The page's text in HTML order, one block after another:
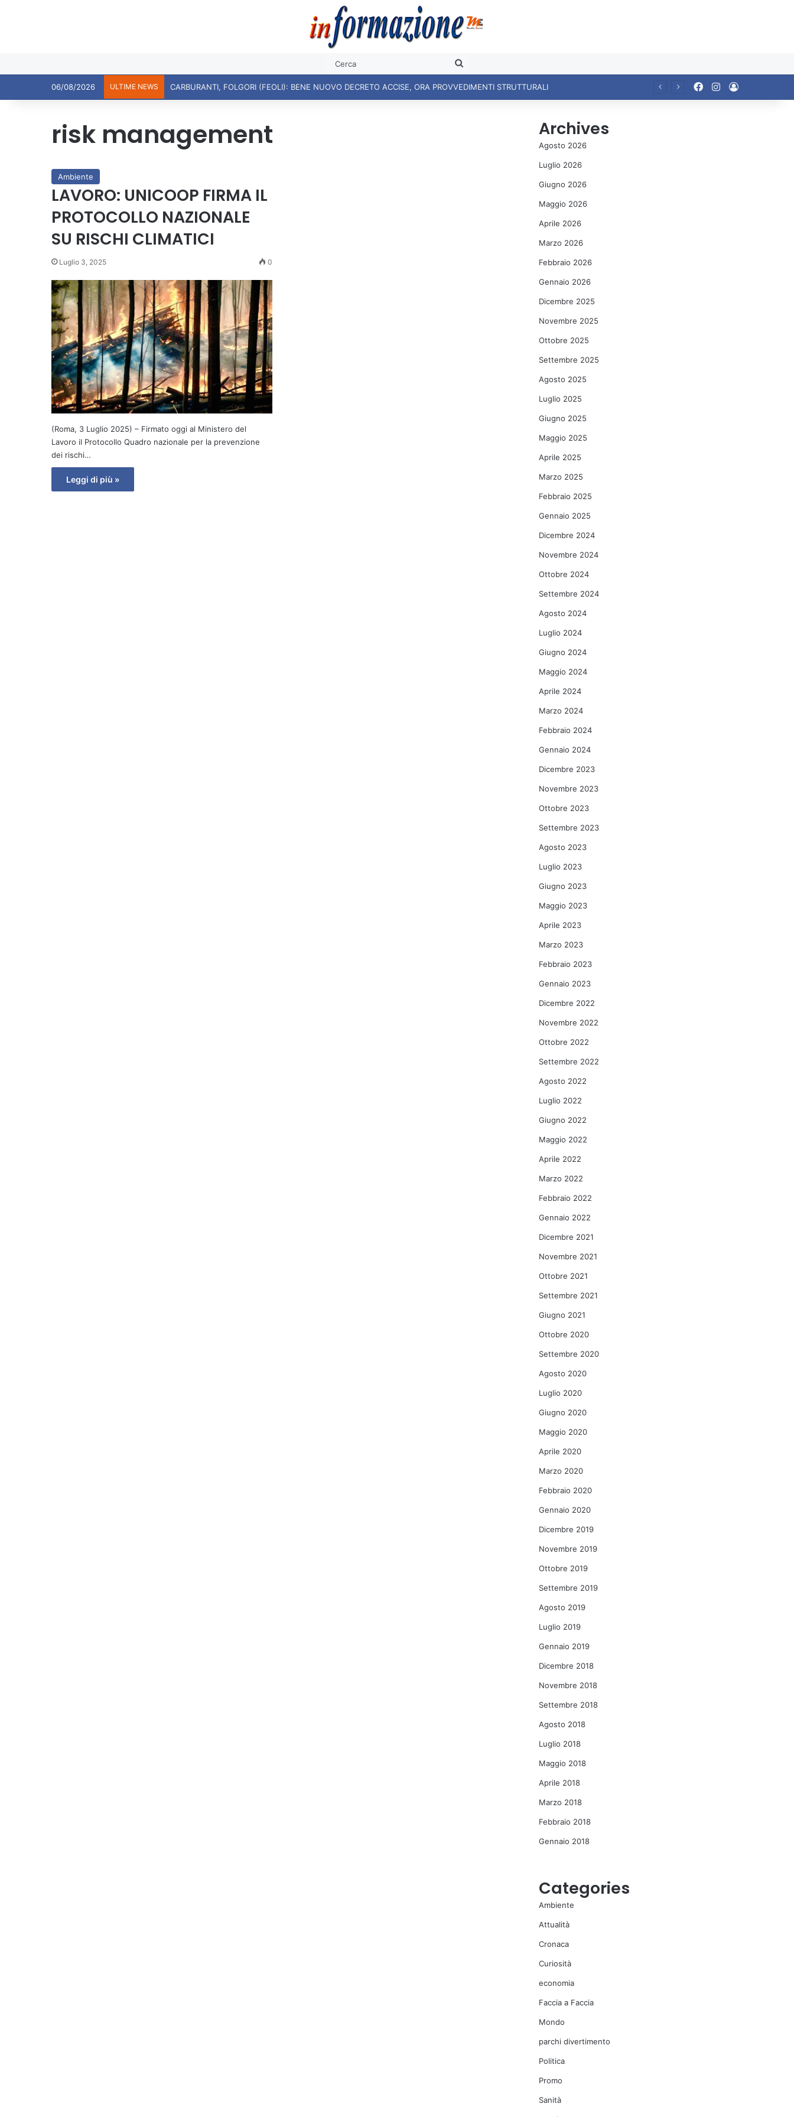
06/08/2026 ULTIME NEWS CARBURANTI, FOLGORI (FEOLI): BENE NUOVO DECRETO ACCISE, ORA PROVVEDIMENTI STRUTTURALI FacebookInstagram
risk management
Ambiente
LAVORO: UNICOOP FIRMA IL
PROTOCOLLO NAZIONALE
SU RISCHI CLIMATICI
Luglio 3, 2025 0
(Roma, 3 Luglio 2025) – Firmato oggi al Ministero del
Lavoro il Protocollo Quadro nazionale per la prevenzione
dei rischi…
Leggi di più »
Archives
Agosto 2026
Luglio 2026
Giugno 2026
Maggio 2026
Aprile 2026
Marzo 2026
Febbraio 2026
Gennaio 2026
Dicembre 2025
Novembre 2025
Ottobre 2025
Settembre 2025
Agosto 2025
Luglio 2025
Giugno 2025
Maggio 2025
Aprile 2025
Marzo 2025
Febbraio 2025
Gennaio 2025
Dicembre 2024
Novembre 2024
Ottobre 2024
Settembre 2024
Agosto 2024
Luglio 2024
Giugno 2024
Maggio 2024
Aprile 2024
Marzo 2024
Febbraio 2024
Gennaio 2024
Dicembre 2023
Novembre 2023
Ottobre 2023
Settembre 2023
Agosto 2023
Luglio 2023
Giugno 2023
Maggio 2023
Aprile 2023
Marzo 2023
Febbraio 2023
Gennaio 2023
Dicembre 2022
Novembre 2022
Ottobre 2022
Settembre 2022
Agosto 2022
Luglio 2022
Giugno 2022
Maggio 2022
Aprile 2022
Marzo 2022
Febbraio 2022
Gennaio 2022
Dicembre 2021
Novembre 2021
Ottobre 2021
Settembre 2021
Giugno 2021
Ottobre 2020
Settembre 2020
Agosto 2020
Luglio 2020
Giugno 2020
Maggio 2020
Aprile 2020
Marzo 2020
Febbraio 2020
Gennaio 2020
Dicembre 2019
Novembre 2019
Ottobre 2019
Settembre 2019
Agosto 2019
Luglio 2019
Gennaio 2019
Dicembre 2018
Novembre 2018
Settembre 2018
Agosto 2018
Luglio 2018
Maggio 2018
Aprile 2018
Marzo 2018
Febbraio 2018
Gennaio 2018
Categories
Ambiente
Attualità
Cronaca
Curiosità
economia
Faccia a Faccia
Mondo
parchi divertimento
Politica
Promo
Sanità